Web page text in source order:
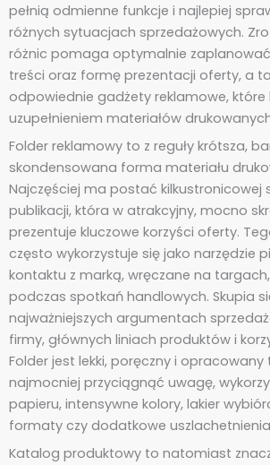
pełnią odmienne funkcje i najlepiej
różnych sytuacjach sprzedażowych.
różnic pomaga optymalnie
treści oraz formę prezentacji oferty, a
odpowiednie gadżety reklamowe,
uzupełnieniem materiałów
Folder reklamowy to z reguły krótsza,
skondensowana forma materiału
Najczęściej ma postać kilkustronicowej
publikacji, która w atrakcyjny, mocno
prezentuje kluczowe korzyści oferty.
często wykorzystuje się jako narzędzie
kontaktu z marką, wręczane na
podczas spotkań handlowych. Skupia
najważniejszych argumentach
firmy, głównych liniach produktów i
Folder jest lekki, poręczny i opracowany
najmocniej przyciągnąć uwagę,
papieru, intensywne kolory, lakier
formaty czy dodatkowe
Katalog produktowy to natomiast